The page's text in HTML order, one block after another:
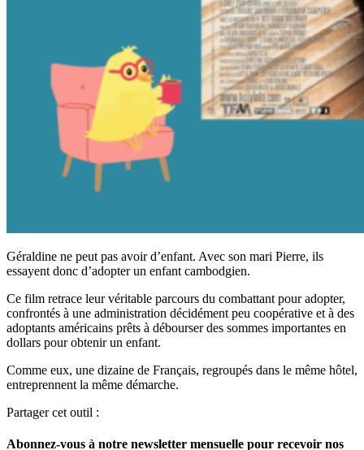
Géraldine ne peut pas avoir d’enfant. Avec son mari Pierre, ils
essayent donc d’adopter un enfant cambodgien.
Ce film retrace leur véritable parcours du combattant pour adopter,
confrontés à une administration décidément peu coopérative et à des
adoptants américains prêts à débourser des sommes importantes en
dollars pour obtenir un enfant.
Comme eux, une dizaine de Français, regroupés dans le même hôtel,
entreprennent la même démarche.
Partager cet outil :
Abonnez-vous à notre newsletter mensuelle pour recevoir nos